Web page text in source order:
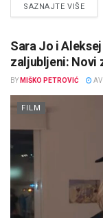
SAZNAJTE VIŠE
Sara Jo i
zaljubljeni: Novi
BY MIŠKO PETROVIĆ
FILM